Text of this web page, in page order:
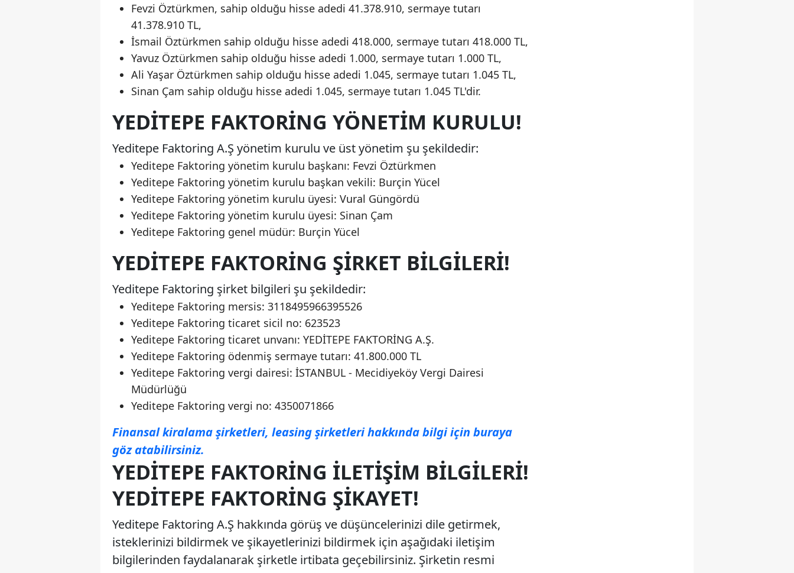
Fevzi Öztürkmen, sahip olduğu hisse adedi 41.378.910, sermaye tutarı
41.378.910 TL,
İsmail Öztürkmen sahip olduğu hisse adedi 418.000, sermaye tutarı 418.000 TL,
Yavuz Öztürkmen sahip olduğu hisse adedi 1.000, sermaye tutarı 1.000 TL,
Ali Yaşar Öztürkmen sahip olduğu hisse adedi 1.045, sermaye tutarı 1.045 TL,
Sinan Çam sahip olduğu hisse adedi 1.045, sermaye tutarı 1.045 TL'dir.
YEDITEPE FAKTORING YÖNETIM KURULU!
Yeditepe Faktoring A.Ş yönetim kurulu ve üst yönetim şu şekildedir:
Yeditepe Faktoring yönetim kurulu başkanı: Fevzi Öztürkmen
Yeditepe Faktoring yönetim kurulu başkan vekili: Burçin Yücel
Yeditepe Faktoring yönetim kurulu üyesi: Vural Güngördü
Yeditepe Faktoring yönetim kurulu üyesi: Sinan Çam
Yeditepe Faktoring genel müdür: Burçin Yücel
YEDITEPE FAKTORING ŞIRKET BILGILERI!
Yeditepe Faktoring şirket bilgileri şu şekildedir:
Yeditepe Faktoring mersis: 3118495966395526
Yeditepe Faktoring ticaret sicil no: 623523
Yeditepe Faktoring ticaret unvanı: YEDİTEPE FAKTORİNG A.Ş.
Yeditepe Faktoring ödenmiş sermaye tutarı: 41.800.000 TL
Yeditepe Faktoring vergi dairesi: İSTANBUL - Mecidiyeköy Vergi Dairesi
Müdürlüğü
Yeditepe Faktoring vergi no: 4350071866
Finansal kiralama şirketleri, leasing şirketleri hakkında bilgi için buraya
göz atabilirsiniz.
YEDITEPE FAKTORING İLETIŞIM BILGILERI!
YEDITEPE FAKTORING ŞIKAYET!
Yeditepe Faktoring A.Ş hakkında görüş ve düşüncelerinizi dile getirmek,
isteklerinizi bildirmek ve şikayetlerinizi bildirmek için aşağıdaki iletişim
bilgilerinden faydalanarak şirketle irtibata geçebilirsiniz. Şirketin resmi